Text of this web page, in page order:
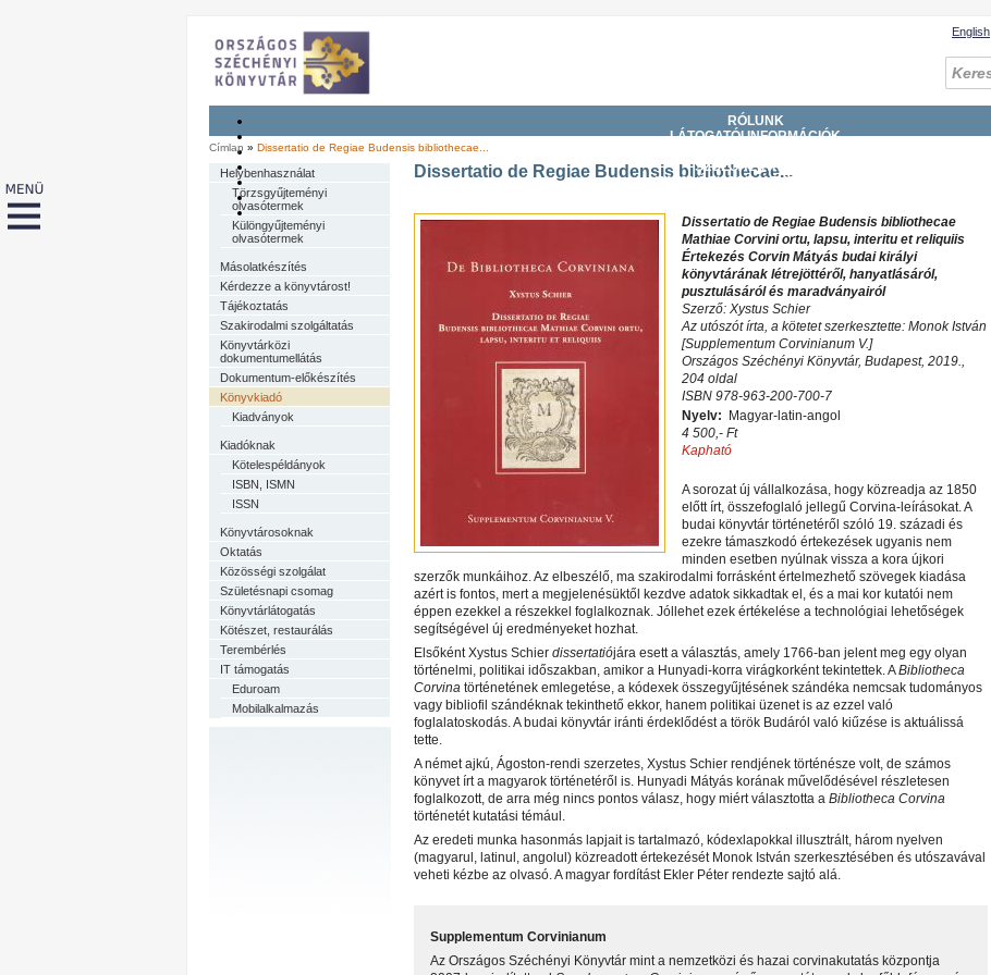
English
RÓLUNK
LÁTOGATÓI INFORMÁCIÓK
SZOLGÁLTATÁSOK
KATALÓGUSOK, ADATBÁZISOK
Címlap » Dissertatio de Regiae Budensis bibliothecae...
Helybenhasználat
Törzsgyűjteményi
olvasótermek
Különgyűjteményi
olvasótermek
Másolatkészítés
Kérdezze a könyvtárost!
Tájékoztatás
Szakirodalmi szolgáltatás
Könyvtárközi
dokumentumellátás
Dokumentum-előkészítés
Könyvkiadó
Kiadványok
Kiadóknak
Kötelespéldányok
ISBN, ISMN
ISSN
Könyvtárosoknak
Oktatás
Közösségi szolgálat
Születésnapi csomag
Könyvtárlátogatás
Kötészet, restaurálás
Terembérlés
IT támogatás
Eduroam
Mobilalkalmazás
Dissertatio de Regiae Budensis bibliothecae...
Dissertatio de Regiae Budensis bibliothecae
Mathiae Corvini ortu, lapsu, interitu et reliquiis
Értekezés Corvin Mátyás budai királyi
könyvtárának létrejöttéről, hanyatlásáról,
pusztulásáról és maradványairól
Szerző: Xystus Schier
Az utószót írta, a kötetet szerkesztette: Monok István
[Supplementum Corvinianum V.]
Országos Széchényi Könyvtár, Budapest, 2019.,
204 oldal
ISBN 978-963-200-700-7
Nyelv:
Magyar-latin-angol
4 500,- Ft
Kapható
A sorozat új vállalkozása, hogy közreadja az 1850
előtt írt, összefoglaló jellegű Corvina-leírásokat. A
budai könyvtár történetéről szóló 19. századi és
ezekre támaszkodó értekezések ugyanis nem
minden esetben nyúlnak vissza a kora újkori
szerzők munkáihoz. Az elbeszélő, ma szakirodalmi forrásként értelmezhető szövegek kiadása
azért is fontos, mert a megjelenésüktől kezdve adatok sikkadtak el, és a mai kor kutatói nem
éppen ezekkel a részekkel foglalkoznak. Jóllehet ezek értékelése a technológiai lehetőségek
segítségével új eredményeket hozhat.
Elsőként Xystus Schier dissertatiójára esett a választás, amely 1766-ban jelent meg egy olyan
történelmi, politikai időszakban, amikor a Hunyadi-korra virágkorként tekintettek. ABibliotheca
Corvina történetének emlegetése, a kódexek összegyűjtésének szándéka nemcsak tudományos
vagy bibliofil szándéknak tekinthető ekkor, hanem politikai üzenet is az ezzel való
foglalatoskodás. A budai könyvtár iránti érdeklődést a török Budáról való kiűzése is aktuálissá
tette.
A német ajkú, Ágoston-rendi szerzetes, Xystus Schier rendjének történésze volt, de számos
könyvet írt a magyarok történetéről is. Hunyadi Mátyás korának művelődésével részletesen
foglalkozott, de arra még nincs pontos válasz, hogy miért választotta a Bibliotheca Corvina
történetét kutatási témául.
Az eredeti munka hasonmás lapjait is tartalmazó, kódexlapokkal illusztrált, három nyelven
(magyarul, latinul, angolul) közreadott értekezését Monok István szerkesztésében és utószavával
veheti kézbe az olvasó. A magyar fordítást Ekler Péter rendezte sajtó alá.
Supplementum Corvinianum
Az Országos Széchényi Könyvtár mint a nemzetközi és hazai corvinakutatás központja